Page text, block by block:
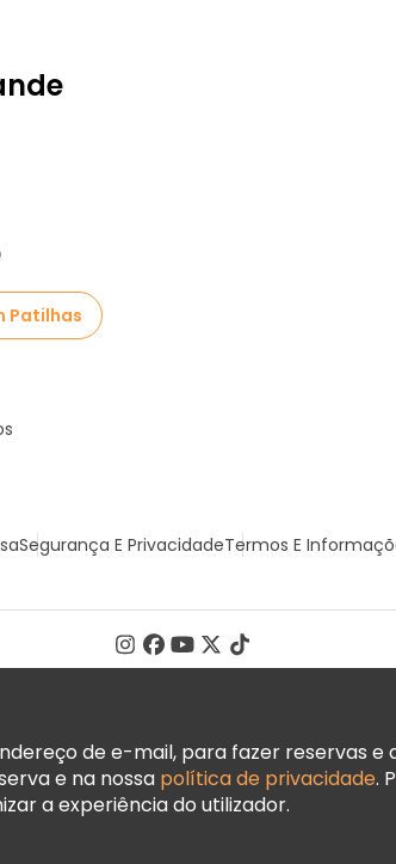
Patilhas
Segurança E PrivacidadeTermos E
de e-mail, para fazer reservas
e na nossa política de privacidade.
a experiência do utilizador.